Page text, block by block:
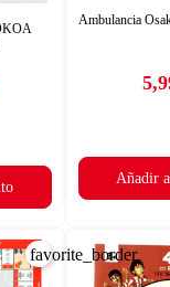
Ambulancia
Añadir
favorite_border